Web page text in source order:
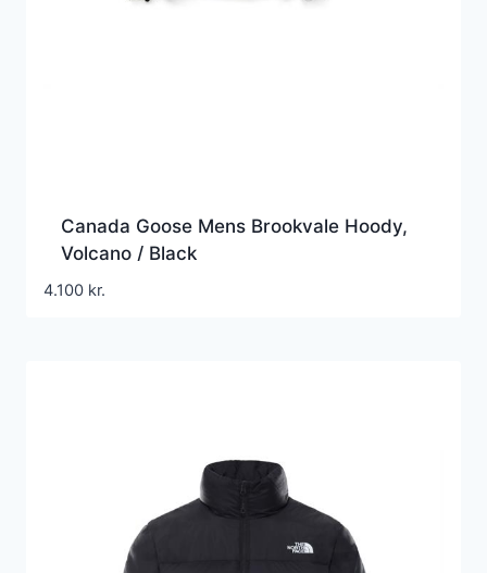
Canada Goose Mens Brookvale Hoody,
Volcano / Black
4.100 kr.